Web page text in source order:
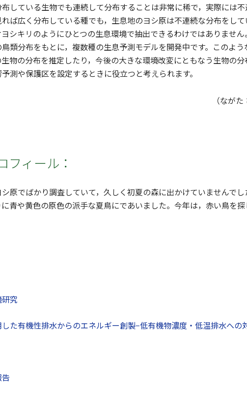
している生物でも連続して分布することは非常に稀で，実際には
ば広く分布している種でも，生息地のヨシ原は不連続な分布をし
シキリのようにひとつの生息環境で抽出できるわけではありませ
類分布をもとに，複数種の生息予測モデルを開発中です。このよ
物の分布を推定したり，今後の大きな環境改変にともなう生物の
測や保護区を設定するときに役立つと考えられます。
（なが
フィール：
原でばかり調査していて，久しく初夏の森に出かけていませんで
青や黄色の原色の派手な夏鳥にであいました。今年は，赤い鳥を
究
た有機性排水からのエネルギー創製−低有機物濃度・低温排水への